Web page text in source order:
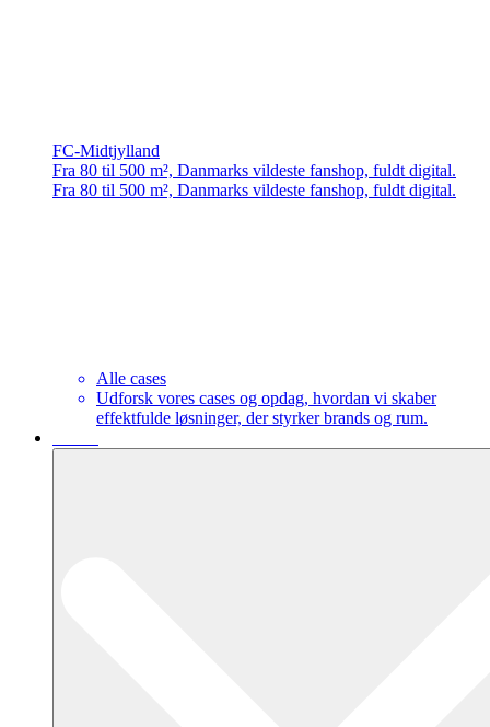
FC-Midtjylland
Fra 80 til 500 m², Danmarks vildeste fanshop, fuldt digital.
Fra 80 til 500 m², Danmarks vildeste fanshop, fuldt digital.
Alle cases
Udforsk vores cases og opdag, hvordan vi skaber
effektfulde løsninger, der styrker brands og rum.